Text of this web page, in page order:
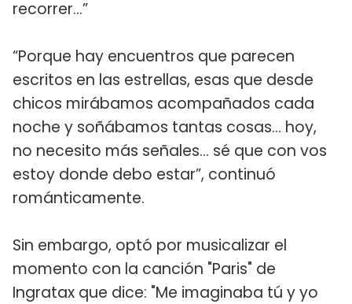
recorrer…”
“Porque hay encuentros que parecen
escritos en las estrellas, esas que desde
chicos mirábamos acompañados cada
noche y soñábamos tantas cosas... hoy,
no necesito más señales... sé que con vos
estoy donde debo estar”, continuó
románticamente.
Sin embargo, optó por musicalizar el
momento con la canción "Paris" de
Ingratax que dice: "Me imaginaba tú y yo